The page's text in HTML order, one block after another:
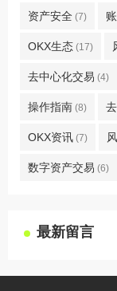
资产安全 (7)
OKX生态 (17)
去中心化交易 (4)
操作指南 (8)
OKX资讯 (7)
数字资产交易 (6)
最新留言